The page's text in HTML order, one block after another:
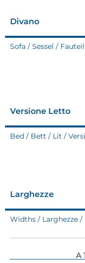
Divano
Sofa / Sessel /
Versione Letto
Bed / Bett / Lit /
Larghezze
Widths / Larghezze /
A